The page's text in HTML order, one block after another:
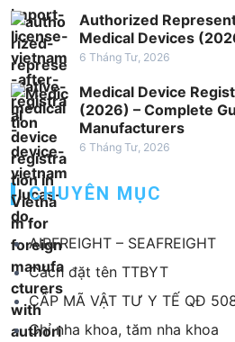
Authorized
Medical Devices
6 Tháng Tư, 2026
Medical Device
(2026) – Complete
Manufacturers
6 Tháng Tư, 2026
CHUYÊN MỤC
AIRFREIGHT – SEAFREIGHT
Cách đặt tên TTBYT
CẤP MÃ VẬT TƯ Y TẾ QĐ
Chỉ nha khoa, tăm nha khoa